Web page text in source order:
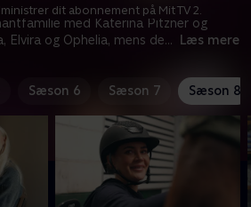
med Katerina Pitzner og
Elvira og Ophelia, mens de... Læs mere
dit abonnement på Mit TV 2.
Sæson 6 Sæson 7 Sæson 8